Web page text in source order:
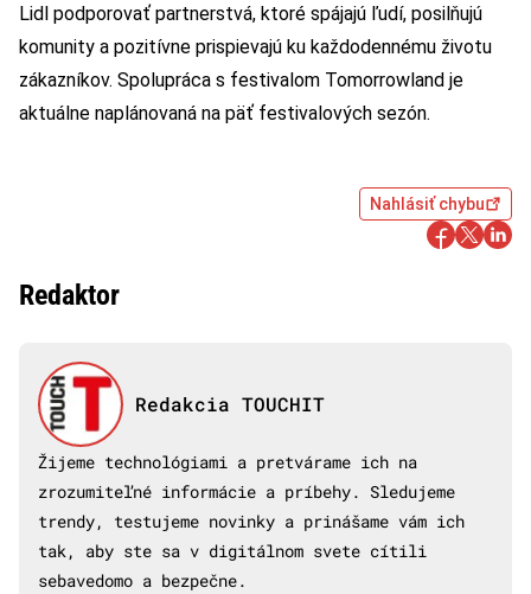
Lidl podporovať partnerstvá, ktoré spájajú ľudí, posilňujú
komunity a pozitívne prispievajú ku každodennému životu
zákazníkov. Spolupráca s festivalom Tomorrowland je
aktuálne naplánovaná na päť festivalových sezón.
Nahlásiť chybu
Redaktor
Redakcia TOUCHIT
Žijeme technológiami a pretvárame ich na
zrozumiteľné informácie a príbehy. Sledujeme
trendy, testujeme novinky a prinášame vám ich
tak, aby ste sa v digitálnom svete cítili
sebavedomo a bezpečne.